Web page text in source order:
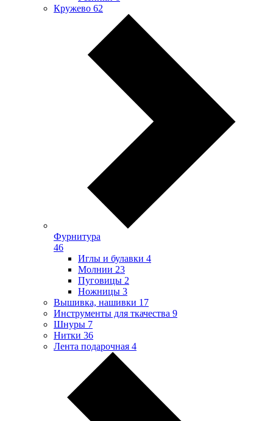
Кружево 62
Фурнитура
46
Иглы и булавки 4
Молнии 23
Пуговицы 2
Ножницы 3
Вышивка, нашивки 17
Инструменты для ткачества 9
Шнуры 7
Нитки 36
Лента подарочная 4